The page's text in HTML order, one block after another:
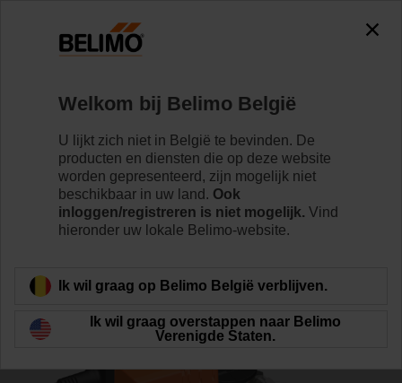
R7050R25-B3+NR24A-MOD
Meer informatie
Terug naar product categorie
Welkom bij Belimo België
U lijkt zich niet in België te bevinden. De
producten en diensten die op deze website
worden gepresenteerd, zijn mogelijk niet
beschikbaar in uw land. Ook
inloggen/registreren is niet mogelijk. Vind
hieronder uw lokale Belimo-website.
Ik wil graag op Belimo België verblijven.
Ik wil graag overstappen naar Belimo
Verenigde Staten.